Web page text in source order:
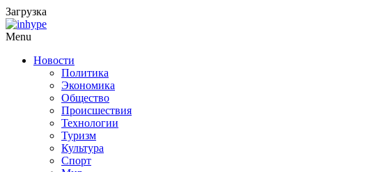
Загрузка
Menu
Новости
Политика
Экономика
Общество
Происшествия
Технологии
Туризм
Культура
Спорт